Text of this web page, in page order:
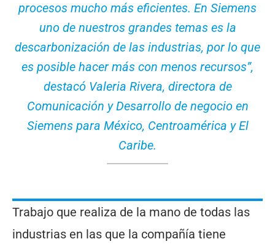
procesos mucho más eficientes. En Siemens
uno de nuestros grandes temas es la
descarbonización de las industrias, por lo que
es posible hacer más con menos recursos”,
destacó Valeria Rivera, directora de
Comunicación y Desarrollo de negocio en
Siemens para México, Centroamérica y El
Caribe.
Trabajo que realiza de la mano de todas las
industrias en las que la compañía tiene